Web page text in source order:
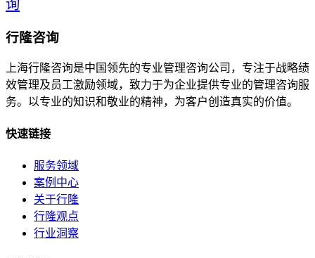
询
行隆咨询
上海行隆咨询是中国领先的专业管理咨询公司，专注于战略绩
效管理及员工激励领域，致力于为企业提供专业的管理咨询服
务。以专业的知识和敬业的精神，为客户创造真实的价值。
快速链接
服务领域
案例中心
关于行隆
行隆观点
行业洞察